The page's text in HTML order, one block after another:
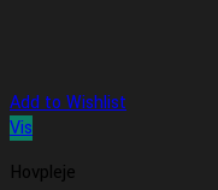
Add to Wishlist
Vis
Hovpleje